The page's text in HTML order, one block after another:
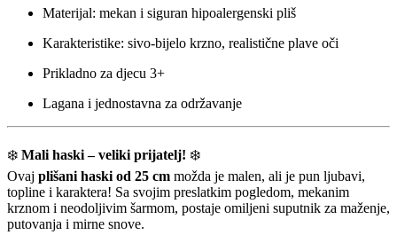
Materijal: mekan i siguran hipoalergenski pliš
Karakteristike: sivo-bijelo krzno, realistične plave oči
Prikladno za djecu 3+
Lagana i jednostavna za održavanje
❄️ Mali haski – veliki prijatelj! ❄️
Ovaj plišani haski od 25 cm možda je malen, ali je pun ljubavi,
topline i karaktera! Sa svojim preslatkim pogledom, mekanim
krznom i neodoljivim šarmom, postaje omiljeni suputnik za maženje,
putovanja i mirne snove.